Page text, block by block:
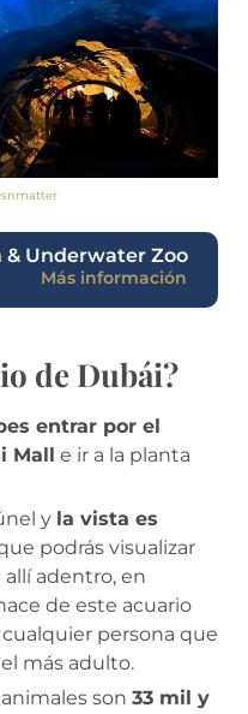
Underwater Zoo
Más información
de Dubái?
entrar por el
Mall e ir a la planta
y la vista es
podrás visualizar
adentro, en
de este acuario
persona que
más adulto.
son 33 mil y